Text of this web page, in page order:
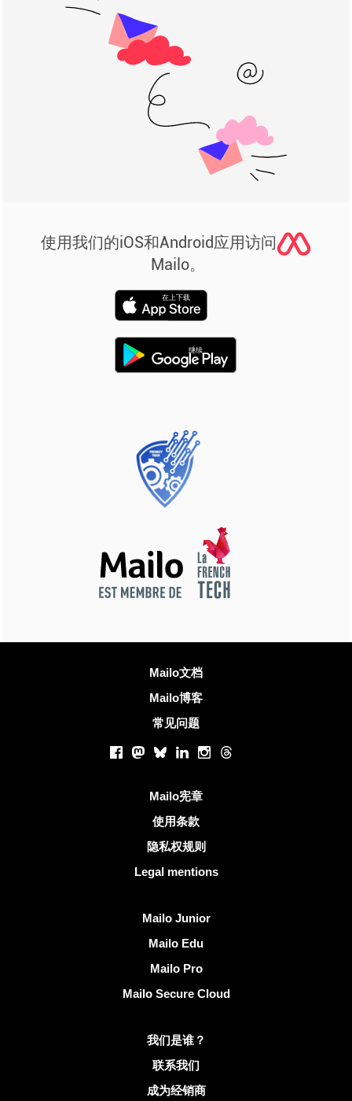
使用我们的iOS和Android应用访问
Mailo。
在上下载
继续
Mailo文档
Mailo博客
常见问题
Facebook
Mastodon
BlueskyLinkedInInstagram
Threads
Mailo宪章
使用条款
隐私权规则
Legal mentions
Mailo Junior
Mailo Edu
Mailo Pro
Mailo Secure Cloud
我们是谁？
联系我们
成为经销商